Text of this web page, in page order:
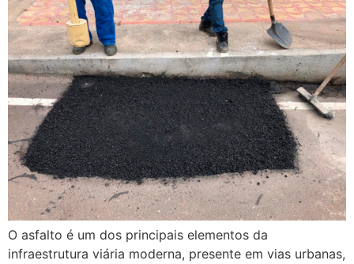
O asfalto é um dos principais elementos da
infraestrutura viária moderna, presente em vias urbanas,